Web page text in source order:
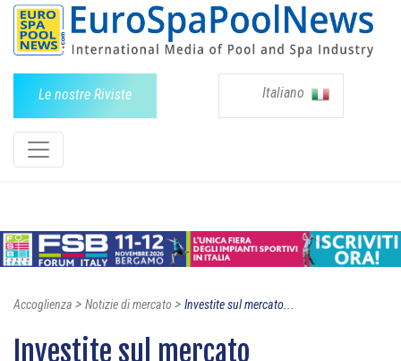
Le nostre Riviste Italiano
Accoglienza > Notizie di mercato > Investite sul mercato...
Investite sul mercato